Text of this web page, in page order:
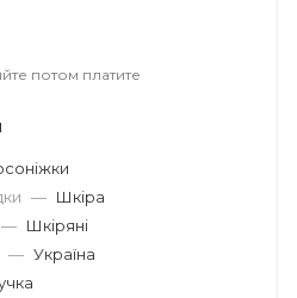
потом платите
— Шкіра
— Шкіряні
— Україна